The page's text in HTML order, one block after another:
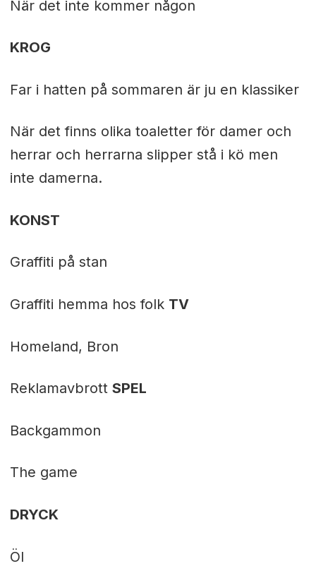
När det inte kommer någon
KROG
Far i hatten på sommaren är ju en klassiker
När det finns olika toaletter för damer och
herrar och herrarna slipper stå i kö men
inte damerna.
KONST
Graffiti på stan
Graffiti hemma hos folk TV
Homeland, Bron
Reklamavbrott SPEL
Backgammon
The game
DRYCK
Öl